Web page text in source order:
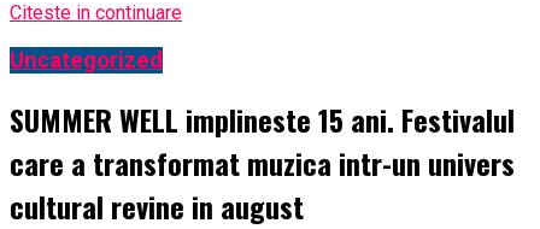
Citeste in continuare
Uncategorized
SUMMER WELL implineste 15 ani. Festivalul
care a transformat muzica intr-un univers
cultural revine in august